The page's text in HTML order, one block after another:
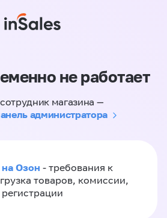
не работает
магазина —
администратора
на Озон - требования к
товаров, комиссии,